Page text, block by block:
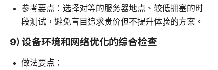
参考要点：选择对等的服务器地点、较低拥塞的时
段测试，避免盲目追求贵价但不提升体验的方案。
9) 设备环境和网络优化的综合检查
做法要点：